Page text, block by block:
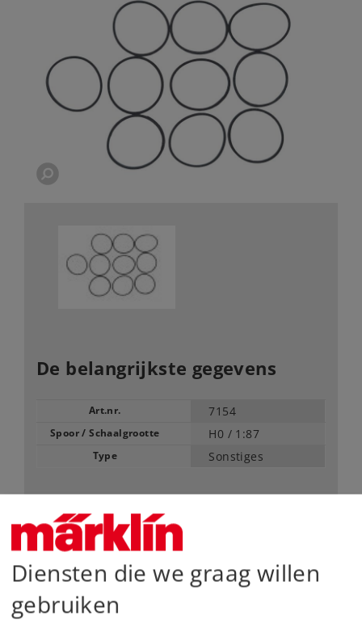
De belangrijkste gegevens
Art.nr. 7154
Spoor / Schaalgrootte H0 / 1:87
Type Sonstiges
6,49 € Adviesprijs
inhoud: 10 stuks
Leverbaar vanaf fabriek.
Diensten die we graag willen
gebruiken